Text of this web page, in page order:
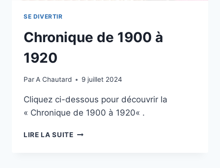
SE DIVERTIR
Chronique de 1900 à
1920
ParA Chautard 9 juillet 2024
Cliquez ci-dessous pour découvrir la
« Chronique de 1900 à 1920« .
LIRE LA SUITE